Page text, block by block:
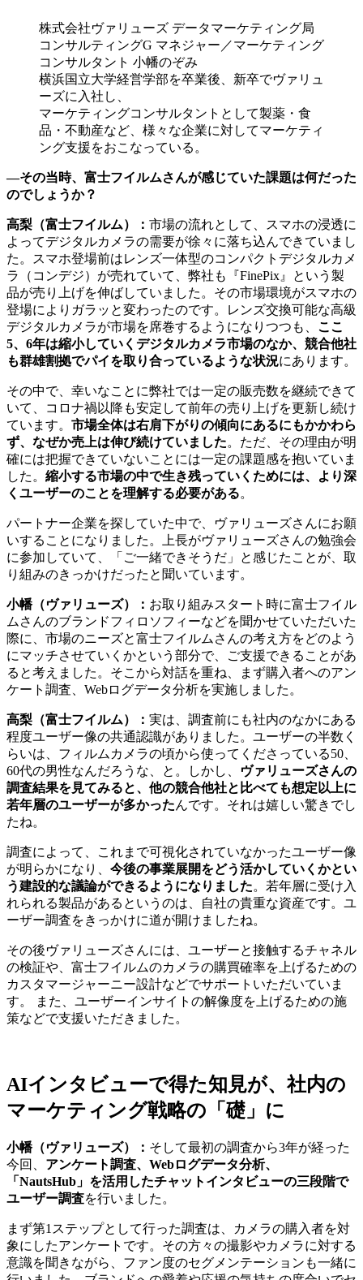
株式会社ヴァリューズ データマーケティング局
コンサルティングG マネジャー／マーケティング
コンサルタント 小幡のぞみ
横浜国立大学経営学部を卒業後、新卒でヴァリュ
ーズに入社し、
マーケティングコンサルタントとして製薬・食
品・不動産など、様々な企業に対してマーケティ
ング支援をおこなっている。
―その当時、富士フイルムさんが感じていた課題は何だった
のでしょうか？
高梨（富士フイルム）： 市場の流れとして、スマホの浸透に
よってデジタルカメラの需要が徐々に落ち込んできていまし
た。スマホ登場前はレンズ一体型のコンパクトデジタルカメ
ラ（コンデジ）が売れていて、弊社も『FinePix』という製
品が売り上げを伸ばしていました。その市場環境がスマホの
登場によりガラッと変わったのです。レンズ交換可能な高級
デジタルカメラが市場を席巻するようになりつつも、 ここ
5、6年は縮小していくデジタルカメラ市場のなか、競合他社
も群雄割拠でパイを取り合っているような状況にあります。
その中で、幸いなことに弊社では一定の販売数を継続できて
いて、コロナ禍以降も安定して前年の売り上げを更新し続け
ています。 市場全体は右肩下がりの傾向にあるにもかかわら
ず、なぜか売上は伸び続けていました。ただ、その理由が明
確には把握できていないことには一定の課題感を抱いていま
した。 縮小する市場の中で生き残っていくためには、より深
くユーザーのことを理解する必要がある。
パートナー企業を探していた中で、ヴァリューズさんにお願
いすることになりました。上長がヴァリューズさんの勉強会
に参加していて、「ご一緒できそうだ」と感じたことが、取
り組みのきっかけだったと聞いています。
小幡（ヴァリューズ）： お取り組みスタート時に富士フイル
ムさんのブランドフィロソフィーなどを聞かせていただいた
際に、市場のニーズと富士フイルムさんの考え方をどのよう
にマッチさせていくかという部分で、ご支援できることがあ
ると考えました。そこから対話を重ね、まず購入者へのアン
ケート調査、Webログデータ分析を実施しました。
高梨（富士フイルム）： 実は、調査前にも社内のなかにある
程度ユーザー像の共通認識がありました。ユーザーの半数く
らいは、フィルムカメラの頃から使ってくださっている50、
60代の男性なんだろうな、と。しかし、
ヴァリューズさんの
調査結果を見てみると、他の競合他社と比べても想定以上に
若年層のユーザーが多かったんです。それは嬉しい驚きでし
たね。
調査によって、これまで可視化されていなかったユーザー像
が明らかになり、 今後の事業展開をどう活かしていくかとい
う建設的な議論ができるようになりました。若年層に受け入
れられる製品があるというのは、自社の貴重な資産です。ユ
ーザー調査をきっかけに道が開けましたね。
その後ヴァリューズさんには、ユーザーと接触するチャネル
の検証や、富士フイルムのカメラの購買確率を上げるための
カスタマージャーニー設計などでサポートいただいていま
す。 また、ユーザーインサイトの解像度を上げるための施
策などで支援いただきました。
AIインタビューで得た知見が、社内の
マーケティング戦略の「礎」に
小幡（ヴァリューズ）： そして最初の調査から3年が経った
今回、 アンケート調査、Webログデータ分析、
「NautsHub」を活用したチャットインタビューの三段階で
ユーザー調査を行いました。
まず第1ステップとして行った調査は、カメラの購入者を対
象にしたアンケートです。その方々の撮影やカメラに対する
意識を聞きながら、ファン度のセグメンテーションも一緒に